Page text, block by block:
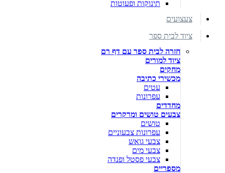
תינוקות ופעוטות
צעצועים
ציוד לבית ספר
חזרה לבית ספר עם דף רם
ציוד למורים
מחקים
מכשירי כתיבה
עטים
עפרונות
מחדדים
צבעים טושים ומרקרים
טושים
עפרונות צבעוניים
צבעי גואש
צבעי מים
צבעי פסטל ופנדה
מספריים